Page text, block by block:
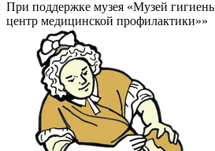
При поддержке музея «Музей
центр медицинской профилактики»»